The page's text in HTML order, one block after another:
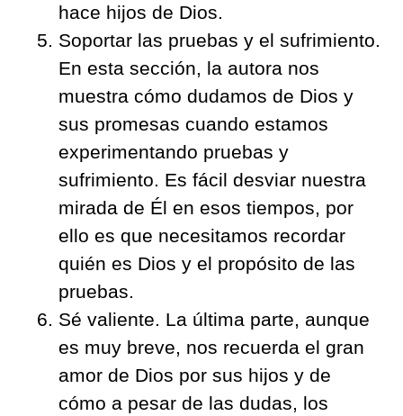
hace hijos de Dios.
Soportar las pruebas y el sufrimiento.
En esta sección, la autora nos
muestra cómo dudamos de Dios y
sus promesas cuando estamos
experimentando pruebas y
sufrimiento. Es fácil desviar nuestra
mirada de Él en esos tiempos, por
ello es que necesitamos recordar
quién es Dios y el propósito de las
pruebas.
Sé valiente. La última parte, aunque
es muy breve, nos recuerda el gran
amor de Dios por sus hijos y de
cómo a pesar de las dudas, los